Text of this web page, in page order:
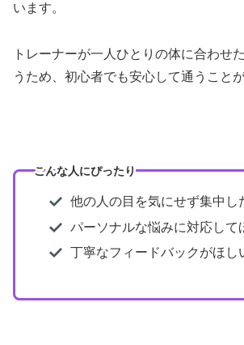
います。
トレーナーが一人ひとりの体に合わせ
うため、初心者でも安心して通うこと
こんな人にぴったり
他の人の目を気にせず集中し
パーソナルな悩みに対応して
丁寧なフィードバックがほし